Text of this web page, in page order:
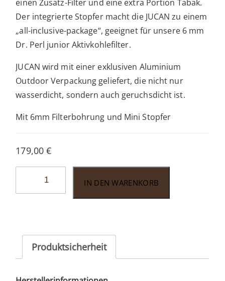
einen Zusatz-Filter und eine extra Portion Tabak.
Der integrierte Stopfer macht die JUCAN zu einem
„all-inclusive-package“, geeignet für unsere 6 mm
Dr. Perl junior Aktivkohlefilter.
JUCAN wird mit einer exklusiven Aluminium
Outdoor Verpackung geliefert, die nicht nur
wasserdicht, sondern auch geruchsdicht ist.
Mit 6mm Filterbohrung und Mini Stopfer
179,00€
IN DEN WARENKORB
Produktsicherheit